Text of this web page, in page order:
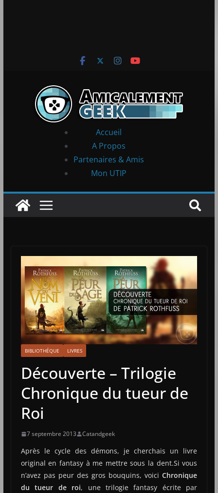
Accueil
A Propos
Partenaires & Amis
Mon UTIP
BIBLIOTHÉQUE LIVRES
Découverte – Trilogie
Chronique du tueur de
Roi
7 septembre 2013 Catandgeek
Après le cycle des démons, je cherchais un livre
original en fantasy à me mettre sous la dent.Si vous
n’avez pas peur des gros bouquins, voiciChronique
du tueur de roi, une trilogie fantasy écrite par